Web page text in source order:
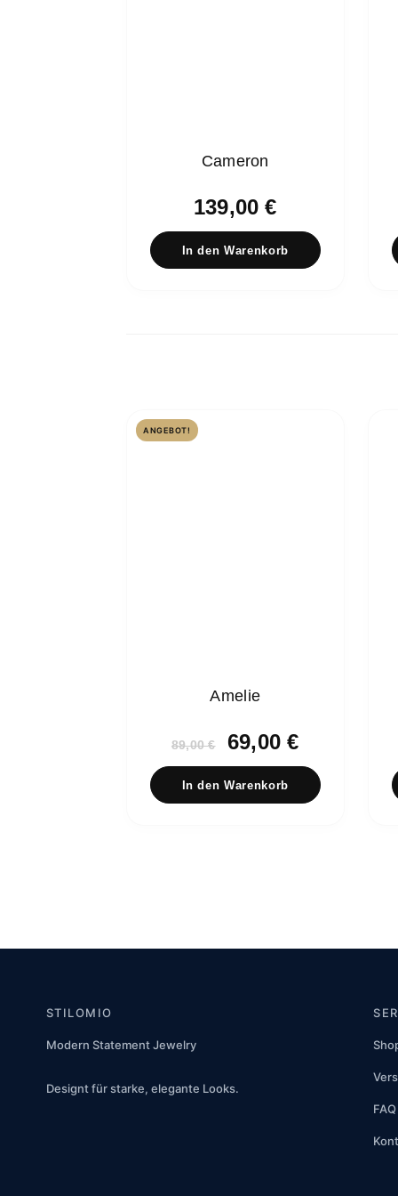
Cameron
139,00€
In den Warenkorb
ANGEBOT!
Amelie
89,00€
Ursprünglicher
Preis
war:
89,00 €
69,00€Aktueller
Preis
ist:
69,00 €.
In den Warenkorb
STILOMIO
Modern Statement Jewelry
Designt für starke, elegante Looks.
FAQ